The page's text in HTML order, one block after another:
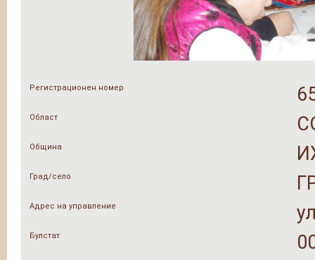
Регистрационен номер
Област
Община
Град/село
Адрес на управление
Булстат